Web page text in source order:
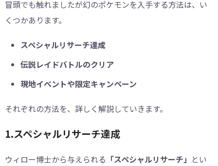
冒頭でも触れましたが幻のポケモンを入手する方法は、い
くつかあります。
スペシャルリサーチ達成
伝説レイドバトルのクリア
現地イベントや限定キャンペーン
それぞれの方法を、詳しく解説していきます。
1.スペシャルリサーチ達成
ウィロー博士から与えられる 「スペシャルリサーチ」 とい